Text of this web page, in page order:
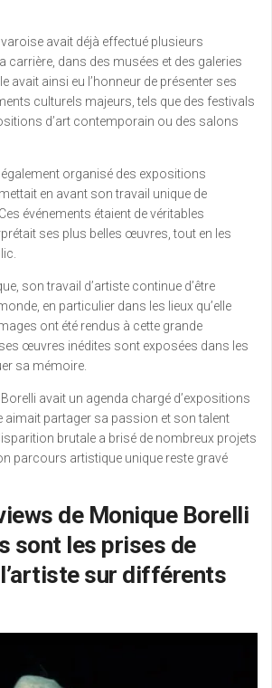
avait déjà effectué plusieurs
carrière, dans des musées et des galeries
avait ainsi eu l’honneur de présenter ses
culturels majeurs, tels que des festivals
d’art contemporain ou des salons
organisé des expositions
en avant son travail unique de
événements étaient de véritables
ses plus belles œuvres, tout en les
son travail d’artiste continue d’être
en particulier dans les lieux qu’elle
ont été rendus à cette grande
œuvres inédites sont exposées dans les
sa mémoire.
avait un agenda chargé d’expositions
aimait partager sa passion et son talent
brutale a brisé de nombreux projets
parcours artistique unique reste gravé
de Monique Borelli
sont les prises de
sur différents